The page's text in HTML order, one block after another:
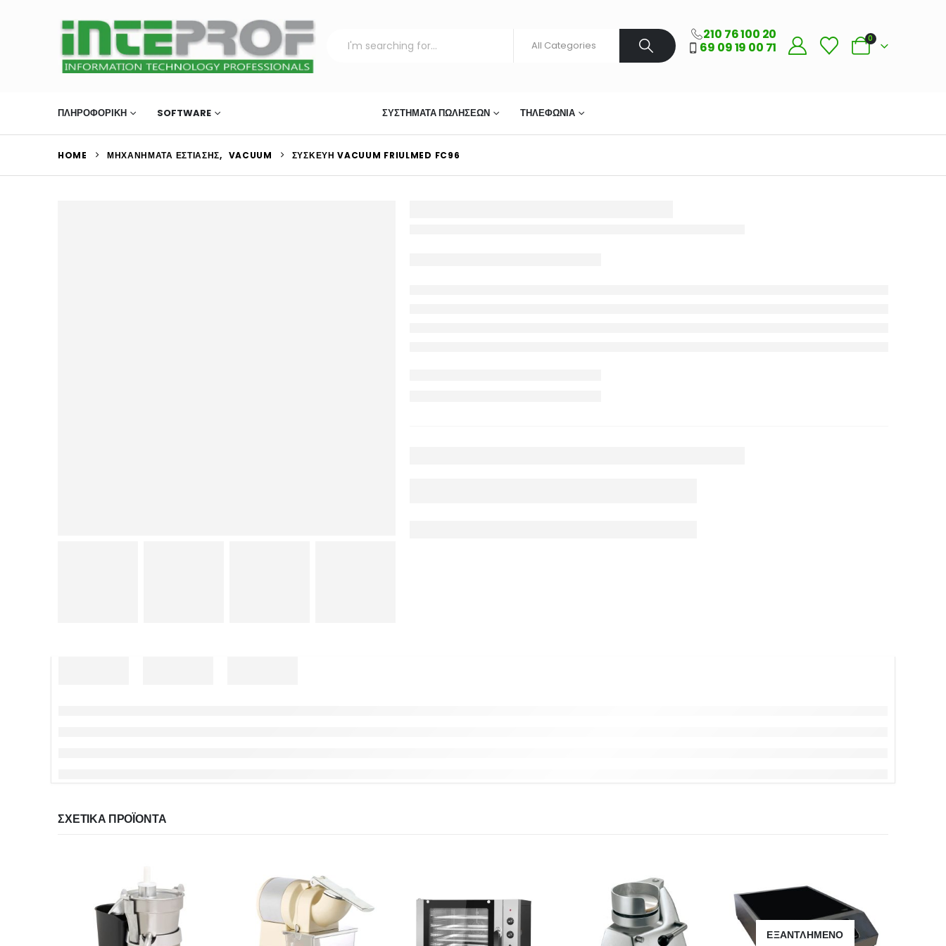
210 76 100 20
69 09 19 00 71
0
ΠΛΗΡΟΦΟΡΙΚΗ SOFTWARE ΣΥΣΤΉΜΑΤΑ ΠΩΛΉΣΕΩΝ ΤΗΛΕΦΩΝΊΑ
HOME ΜΗΧΑΝΉΜΑΤΑ ΕΣΤΊΑΣΗΣ, VACUUM ΣΥΣΚΕΥΉ VACUUM FRIULMED FC96
ΣΧΕΤΙΚΆ ΠΡΟΪΌΝΤΑ
ΕΞΑΝΤΛΗΜΈΝΟ